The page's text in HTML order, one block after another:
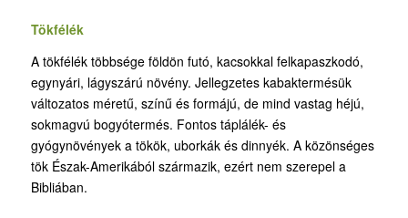
Tökfélék
A tökfélék többsége földön futó, kacsokkal felkapaszkodó,
egynyári, lágyszárú növény. Jellegzetes kabaktermésük
változatos méretű, színű és formájú, de mind vastag héjú,
sokmagvú bogyótermés. Fontos táplálék- és
gyógynövények a tökök, uborkák és dinnyék. A közönséges
tök Észak-Amerikából származik, ezért nem szerepel a
Bibliában.